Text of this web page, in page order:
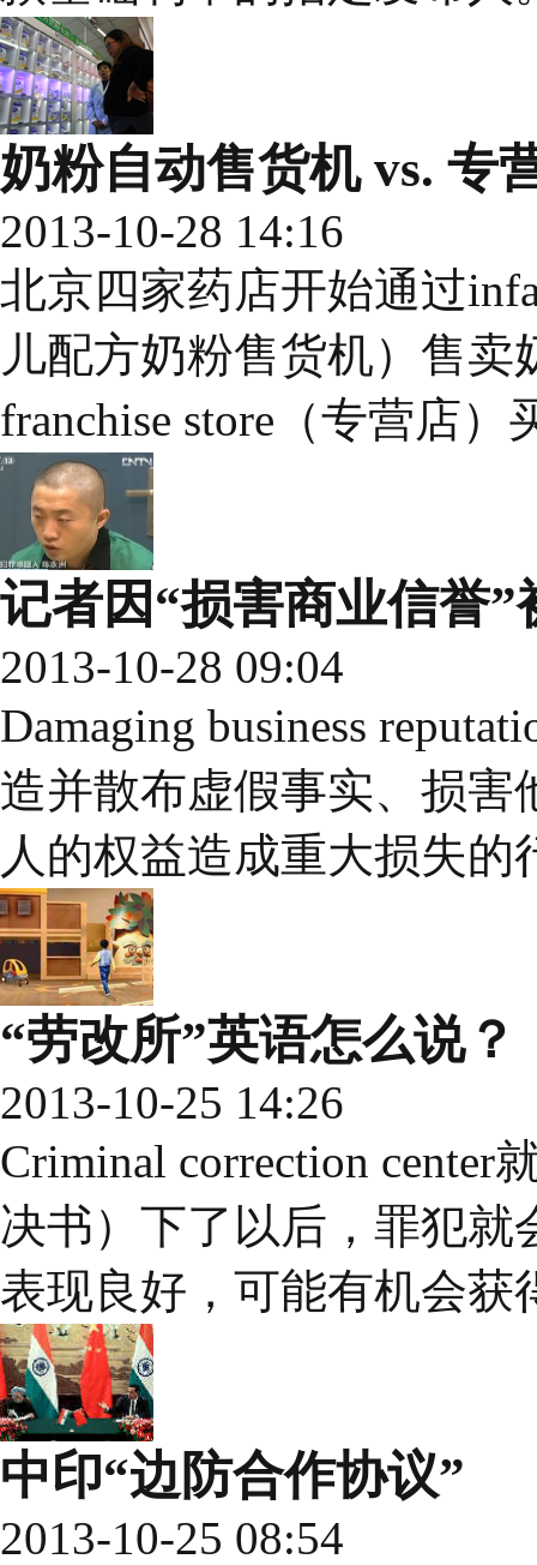
奶粉自动售货机 vs. 专
2013-10-28 14:16
北京四家药店开始通过
儿配方奶粉售货机）售
franchise store（专营店）
记者因“损害商业信誉”
2013-10-28 09:04
Damaging business
造并散布虚假事实、损害
人的权益造成重大损失的
“劳改所”英语怎么说？
2013-10-25 14:26
Criminal correction center
决书）下了以后，罪犯
表现良好，可能有机会获
中印“边防合作协议”
2013-10-25 08:54